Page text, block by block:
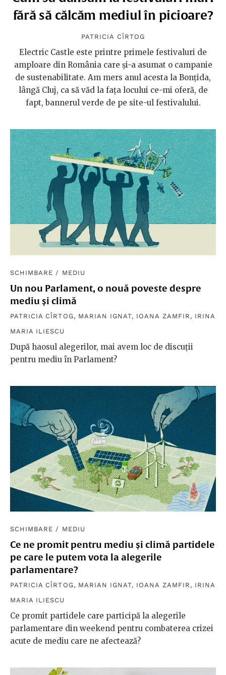
fără să călcăm mediul în picioare?
PATRICIA CÎRTOG
Electric Castle este printre primele festivaluri de
amploare din România care și-a asumat o campanie
de sustenabilitate. Am mers anul acesta la Bonțida,
lângă Cluj, ca să văd la fața locului ce-mi oferă, de
fapt, bannerul verde de pe site-ul festivalului.
SCHIMBARE / MEDIU
Un nou Parlament, o nouă poveste despre
mediu și climă
PATRICIA CÎRTOG, MARIAN IGNAT, IOANA ZAMFIR , IRINA
MARIA ILIESCU
După haosul alegerilor, mai avem loc de discuții
pentru mediu în Parlament?
SCHIMBARE / MEDIU
Ce ne promit pentru mediu și climă partidele
pe care le putem vota la alegerile
parlamentare?
PATRICIA CÎRTOG, MARIAN IGNAT, IOANA ZAMFIR , IRINA
MARIA ILIESCU
Ce promit partidele care participă la alegerile
parlamentare din weekend pentru combaterea crizei
acute de mediu care ne afectează?